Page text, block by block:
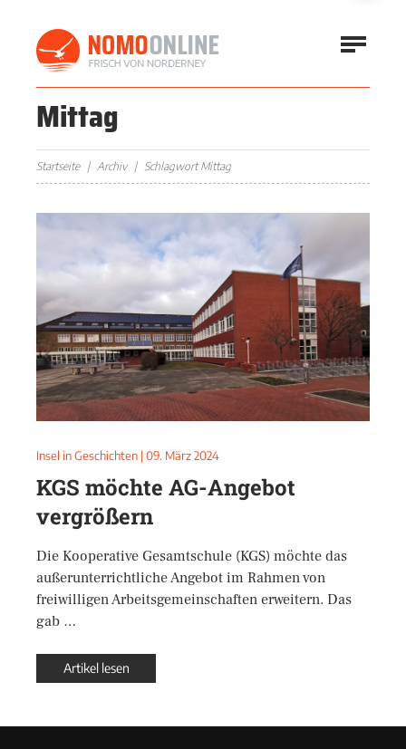
Mittag
Startseite Archiv Schlagwort Mittag
Insel in Geschichten | 09. März 2024
KGS möchte AG-Angebot
vergrößern
Die Kooperative Gesamtschule (KGS) möchte das
außerunterrichtliche Angebot im Rahmen von
freiwilligen Arbeitsgemeinschaften erweitern. Das
gab …
Artikel lesen